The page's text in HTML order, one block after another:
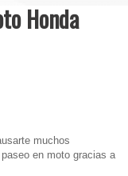
Honda
muchos
en moto gracias a